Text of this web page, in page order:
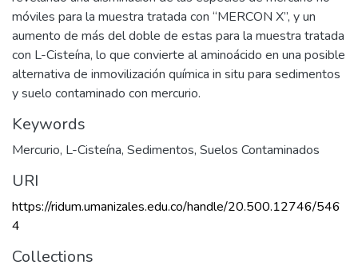
móviles para la muestra tratada con “MERCON X”, y un
aumento de más del doble de estas para la muestra tratada
con L-Cisteína, lo que convierte al aminoácido en una posible
alternativa de inmovilización química in situ para sedimentos
y suelo contaminado con mercurio.
Keywords
Mercurio, L-Cisteína, Sedimentos, Suelos Contaminados
URI
https://ridum.umanizales.edu.co/handle/20.500.12746/546
4
Collections